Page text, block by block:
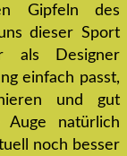
Gipfeln des
dieser Sport
als Designer
einfach passt,
und gut
natürlich
noch besser